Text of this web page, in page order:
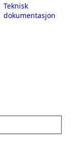
Teknisk
dokumentasjon